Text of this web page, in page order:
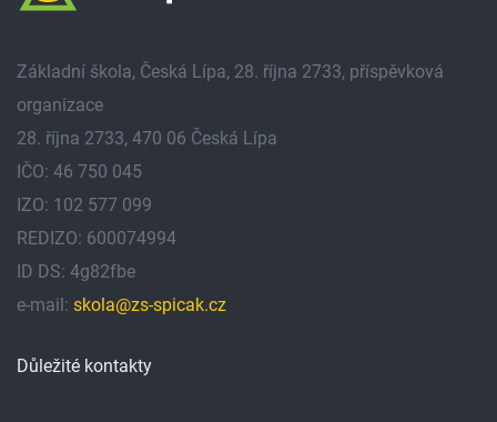
Základní škola, Česká Lípa, 28. října 2733, příspěvková
organizace
28. října 2733, 470 06 Česká Lípa
IČO: 46 750 045
IZO: 102 577 099
REDIZO: 600074994
ID DS: 4g82fbe
e-mail: skola@zs-spicak.cz
Důležité kontakty